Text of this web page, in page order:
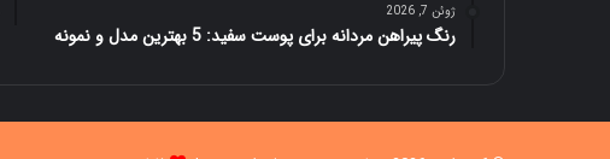
ژوئن 7, 2026
رنگ پیراهن مردانه برای پوست سفید: 5 بهترین مدل و نمونه